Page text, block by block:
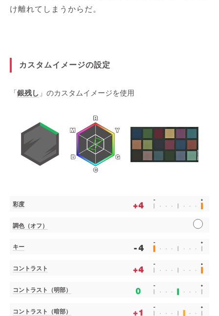
け離れてしまうからだ。
カスタムイメージの設定
「 銀残し 」のカスタムイメージを使用
彩度
調色（オフ）
キー
コントラスト
コントラスト（明部）
コントラスト（暗部）